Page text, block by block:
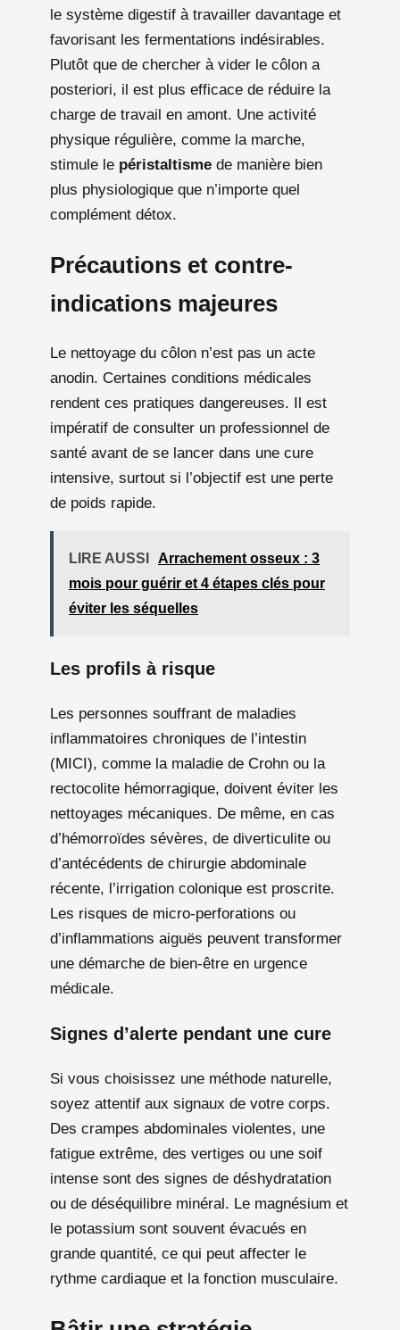
le système digestif à travailler davantage et
favorisant les fermentations indésirables.
Plutôt que de chercher à vider le côlon a
posteriori, il est plus efficace de réduire la
charge de travail en amont. Une activité
physique régulière, comme la marche,
stimule le péristaltisme de manière bien
plus physiologique que n’importe quel
complément détox.
Précautions et contre-
indications majeures
Le nettoyage du côlon n’est pas un acte
anodin. Certaines conditions médicales
rendent ces pratiques dangereuses. Il est
impératif de consulter un professionnel de
santé avant de se lancer dans une cure
intensive, surtout si l’objectif est une perte
de poids rapide.
LIRE AUSSI
Arrachement osseux : 3
mois pour guérir et 4 étapes clés pour
éviter les séquelles
Les profils à risque
Les personnes souffrant de maladies
inflammatoires chroniques de l’intestin
(MICI), comme la maladie de Crohn ou la
rectocolite hémorragique, doivent éviter les
nettoyages mécaniques. De même, en cas
d’hémorroïdes sévères, de diverticulite ou
d’antécédents de chirurgie abdominale
récente, l’irrigation colonique est proscrite.
Les risques de micro-perforations ou
d’inflammations aiguës peuvent transformer
une démarche de bien-être en urgence
médicale.
Signes d’alerte pendant une cure
Si vous choisissez une méthode naturelle,
soyez attentif aux signaux de votre corps.
Des crampes abdominales violentes, une
fatigue extrême, des vertiges ou une soif
intense sont des signes de déshydratation
ou de déséquilibre minéral. Le magnésium et
le potassium sont souvent évacués en
grande quantité, ce qui peut affecter le
rythme cardiaque et la fonction musculaire.